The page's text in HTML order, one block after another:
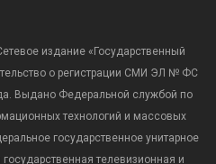
издание «Государственный
о регистрации СМИ ЭЛ № ФС
Выдано Федеральной службой по
технологий и массовых
государственное унитарное
телевизионная и